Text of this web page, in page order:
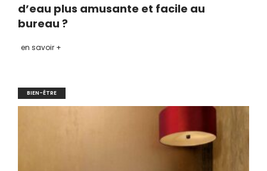
d’eau plus amusante et facile au
bureau ?
en savoir +
BIEN-ÊTRE